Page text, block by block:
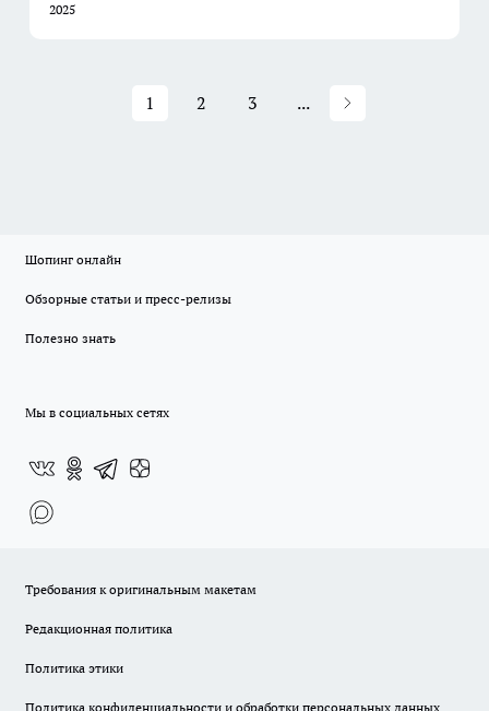
2025
1 2 3 ...
Шопинг онлайн
Обзорные статьи и пресс-релизы
Полезно знать
Мы в социальных сетях
Требования к оригинальным макетам
Редакционная политика
Политика этики
Политика конфиденциальности и обработки персональных данных